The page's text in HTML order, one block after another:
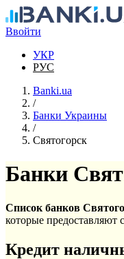
Перейти к основному
Ввойти
УКР
РУС
Banki.ua
/
Банки Украины
/
Святогорск
Банки
Список банков
которые предоставляют
Кредит